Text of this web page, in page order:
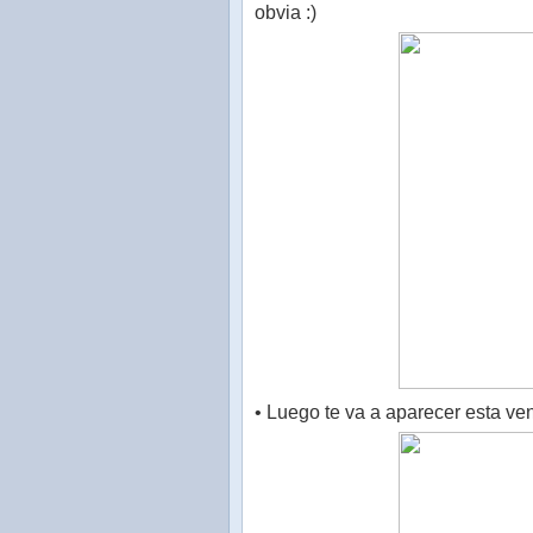
obvia :)
• Luego te va a aparecer esta